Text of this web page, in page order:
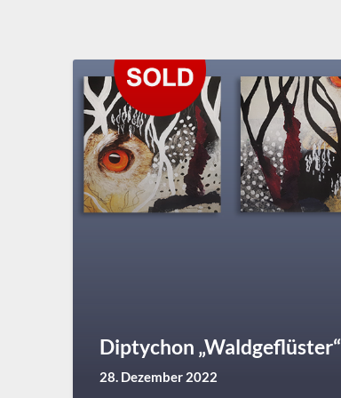
Diptychon „Waldgeflüster“
28. Dezember 2022